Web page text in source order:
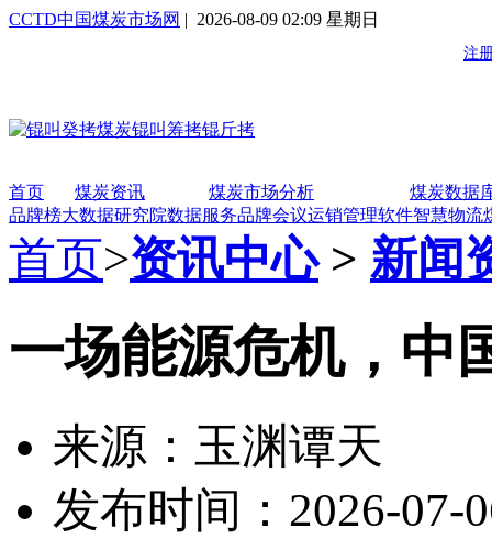
CCTD中国煤炭市场网 | 2026-08-09 02:09 星期日
首页 煤炭资讯 煤炭市场分析
煤炭数据
品牌榜大数据研究院数据服务品牌会议运销管理软件智慧物流
首页>资讯中心> 新闻
一场能源危机，中
来源：玉渊谭天
发布时间：2026-07-